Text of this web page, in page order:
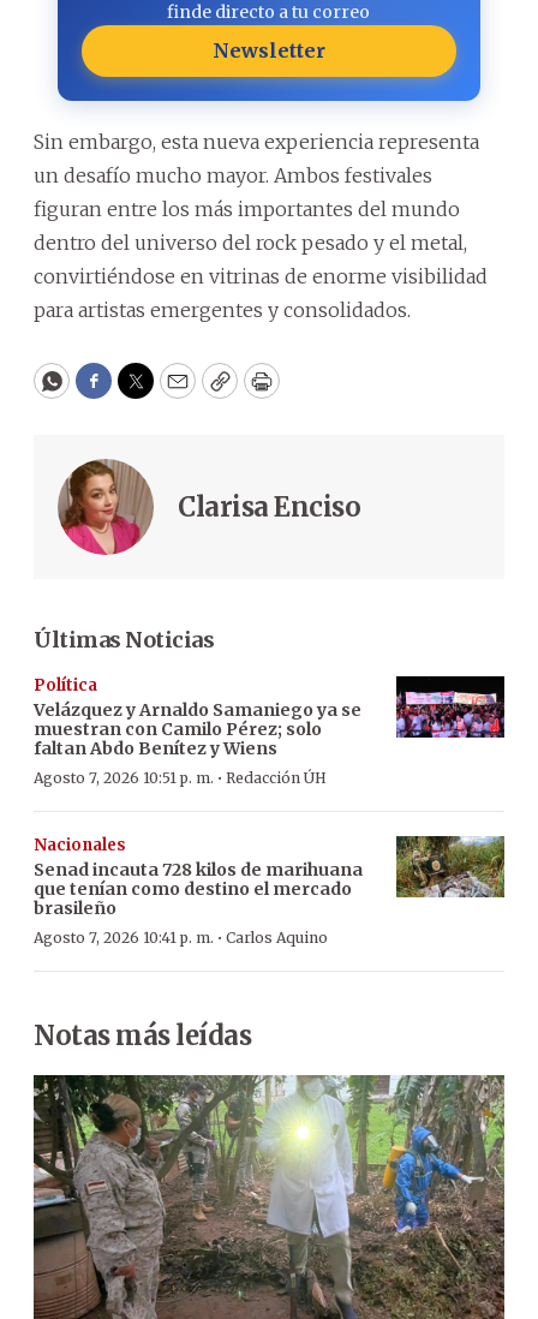
finde directo a tu correo
Newsletter
Sin embargo, esta nueva experiencia representa
un desafío mucho mayor. Ambos festivales
figuran entre los más importantes del mundo
dentro del universo del rock pesado y el metal,
convirtiéndose en vitrinas de enorme visibilidad
para artistas emergentes y consolidados.
WhatsApp
Facebook
Twitter
EmailCopyPrint
Clarisa Enciso
Últimas Noticias
Política
Velázquez y Arnaldo Samaniego ya se
muestran con Camilo Pérez; solo
faltan Abdo Benítez y Wiens
Agosto 7, 2026 10:51 p. m. · Redacción ÚH
Nacionales
Senad incauta 728 kilos de marihuana
que tenían como destino el mercado
brasileño
Agosto 7, 2026 10:41 p. m. · Carlos Aquino
Notas más leídas